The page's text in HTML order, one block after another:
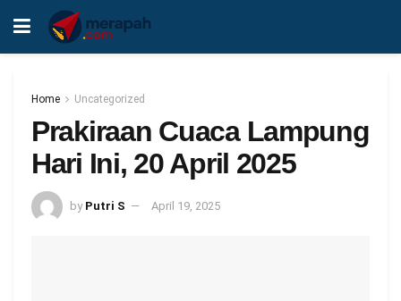
Home Uncategorized
Prakiraan Cuaca Lampung
Hari Ini, 20 April 2025
by Putri S April 19, 2025